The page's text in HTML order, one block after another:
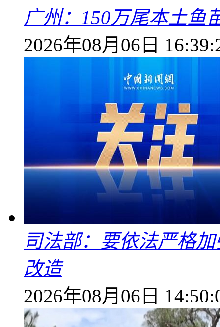
广州：150万尾本土鱼
2026年08月06日
司法部：要依法严格
改造
2026年08月06日